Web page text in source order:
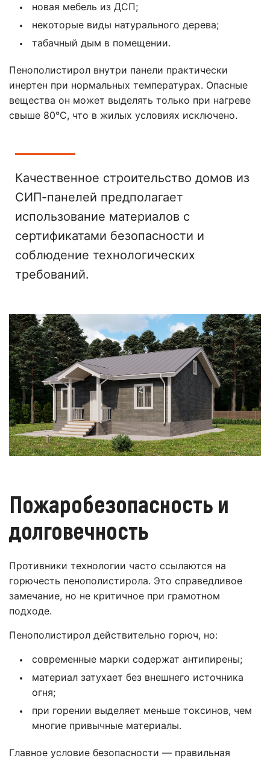
новая мебель из ДСП;
некоторые виды натурального дерева;
табачный дым в помещении.
Пенополистирол внутри панели практически
инертен при нормальных температурах. Опасные
вещества он может выделять только при нагреве
свыше 80°C, что в жилых условиях исключено.
Качественное строительство домов из
СИП-панелей предполагает
использование материалов с
сертификатами безопасности и
соблюдение технологических
требований.
Пожаробезопасность и
долговечность
Противники технологии часто ссылаются на
горючесть пенополистирола. Это справедливое
замечание, но не критичное при грамотном
подходе.
Пенополистирол действительно горюч, но:
современные марки содержат антипирены;
материал затухает без внешнего источника
огня;
при горении выделяет меньше токсинов, чем
многие привычные материалы.
Главное условие безопасности — правильная